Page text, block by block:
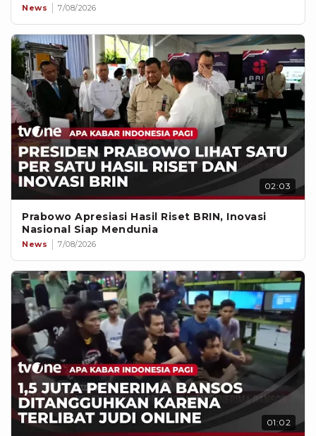
News 7/08/2026
02:03
Prabowo Apresiasi Hasil Riset BRIN, Inovasi
Nasional Siap Mendunia
News 7/08/2026
01:02